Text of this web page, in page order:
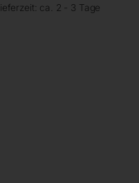
ca. 2 - 3 Tage